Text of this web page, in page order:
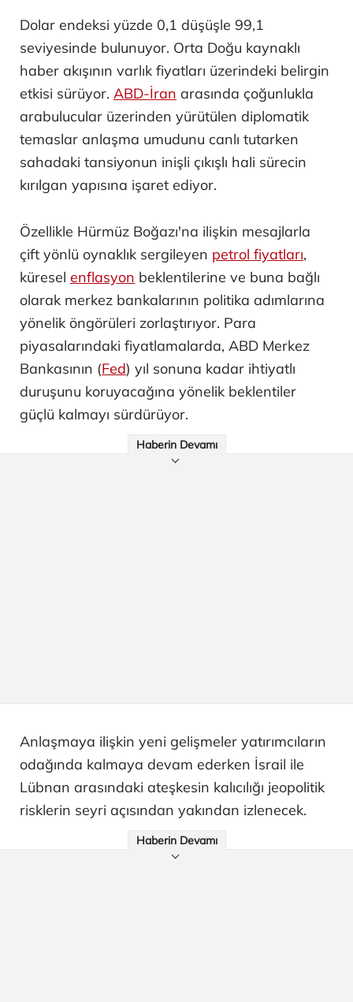
Dolar endeksi yüzde 0,1 düşüşle 99,1
seviyesinde bulunuyor. Orta Doğu kaynaklı
haber akışının varlık fiyatları üzerindeki belirgin
etkisi sürüyor. ABD-İran arasında çoğunlukla
arabulucular üzerinden yürütülen diplomatik
temaslar anlaşma umudunu canlı tutarken
sahadaki tansiyonun inişli çıkışlı hali sürecin
kırılgan yapısına işaret ediyor.
Özellikle Hürmüz Boğazı'na ilişkin mesajlarla
çift yönlü oynaklık sergileyen petrol fiyatları,
küresel enflasyon beklentilerine ve buna bağlı
olarak merkez bankalarının politika adımlarına
yönelik öngörüleri zorlaştırıyor. Para
piyasalarındaki fiyatlamalarda, ABD Merkez
Bankasının (Fed) yıl sonuna kadar ihtiyatlı
duruşunu koruyacağına yönelik beklentiler
güçlü kalmayı sürdürüyor.
Haberin Devamı
Anlaşmaya ilişkin yeni gelişmeler yatırımcıların
odağında kalmaya devam ederken İsrail ile
Lübnan arasındaki ateşkesin kalıcılığı jeopolitik
risklerin seyri açısından yakından izlenecek.
Haberin Devamı